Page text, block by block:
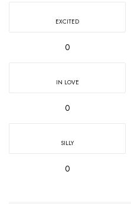
EXCITED
0
IN LOVE
0
SILLY
0